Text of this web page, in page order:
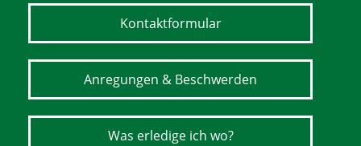
Kontaktformular
Anregungen & Beschwerden
Was erledige ich wo?